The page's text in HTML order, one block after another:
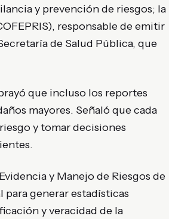
y prevención de riesgos; la
responsable de emitir
de Salud Pública, que
que incluso los reportes
mayores. Señaló que cada
y tomar decisiones
y Manejo de Riesgos de
para generar estadísticas
y veracidad de la